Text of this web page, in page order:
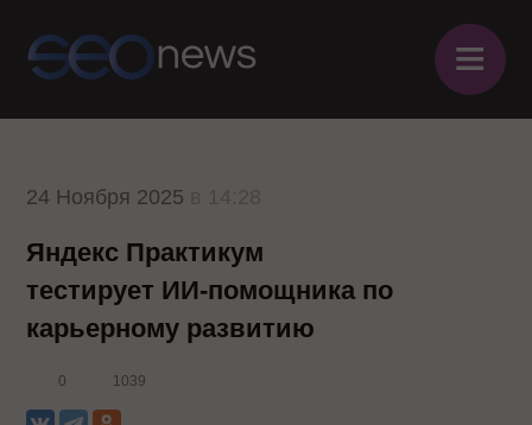
≡
24 Ноября 2025
Яндекс Практикум
тестирует ИИ-помощника по
карьерному развитию
0 1039